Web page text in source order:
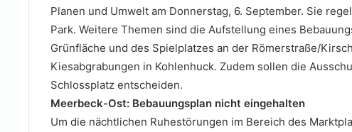
Planen und Umwelt am Donnerstag, 6. September. Sie
Park. Weitere Themen sind die Aufstellung eines
Grünfläche und des Spielplatzes an der Römerstraße/
Kiesabgrabungen in Kohlenhuck. Zudem sollen die
Schlossplatz entscheiden.
Meerbeck-Ost: Bebauungsplan nicht eingehalten
Um die nächtlichen Ruhestörungen im Bereich des